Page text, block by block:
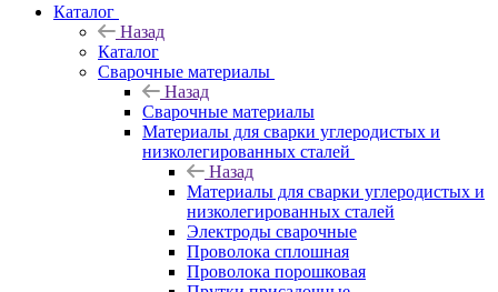
Каталог
Назад
Каталог
Сварочные материалы
Назад
Сварочные материалы
Материалы для сварки углеродистых и
низколегированных сталей
Назад
Материалы для сварки углеродистых и
низколегированных сталей
Электроды сварочные
Проволока сплошная
Проволока порошковая